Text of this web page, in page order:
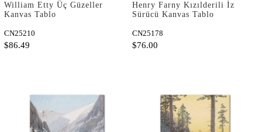
William Etty Üç Güzeller
Kanvas Tablo
CN25210
$86.49
Henry Farny Kızılderili İz
Sürücü Kanvas Tablo
CN25178
$76.00